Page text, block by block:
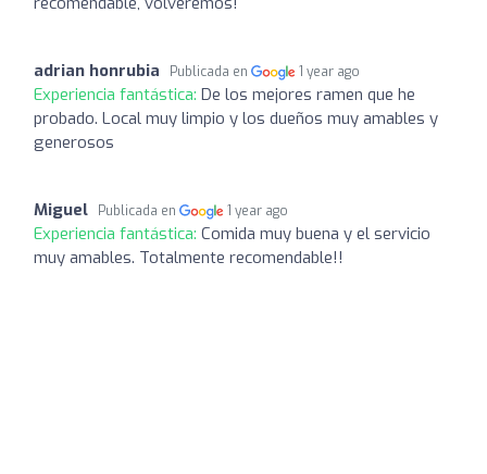
adrian honrubia Publicada en 1 year ago
Experiencia fantástica: De los mejores ramen que he
probado. Local muy limpio y los dueños muy amables y
generosos
Miguel Publicada en 1 year ago
Experiencia fantástica: Comida muy buena y el servicio
muy amables. Totalmente recomendable!!